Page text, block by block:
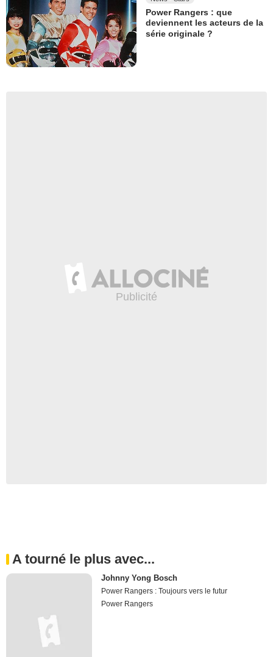
Power Rangers : que
deviennent les acteurs de la
série originale ?
A tourné le plus avec...
Johnny Yong Bosch
Power Rangers : Toujours vers le futur
Power Rangers